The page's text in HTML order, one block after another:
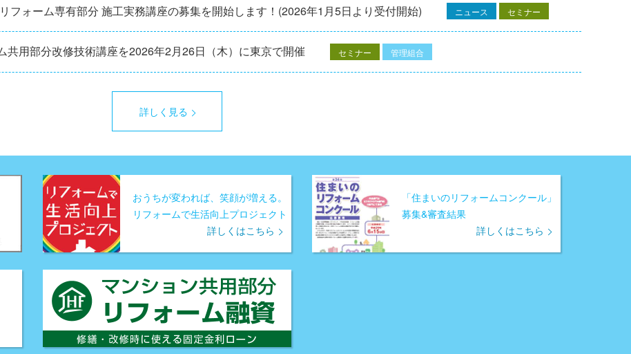
フォーム専有部分 施工実務講座の募集を開始します！(2026年1月5日より受付開始) ニュース セミナー
共用部分改修技術講座を2026年2月26日（木）に東京で開催 セミナー 管理組合
詳しく見る
おうちが変われば、笑顔が増える。
リフォームで生活向上プロジェクト
詳しくはこちら
「住まいのリフォームコンクール」
募集&審査結果
詳しくはこちら